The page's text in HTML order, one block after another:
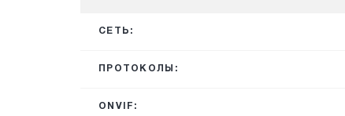
СЕТЬ:
ПРОТОКОЛЫ:
ONVIF: